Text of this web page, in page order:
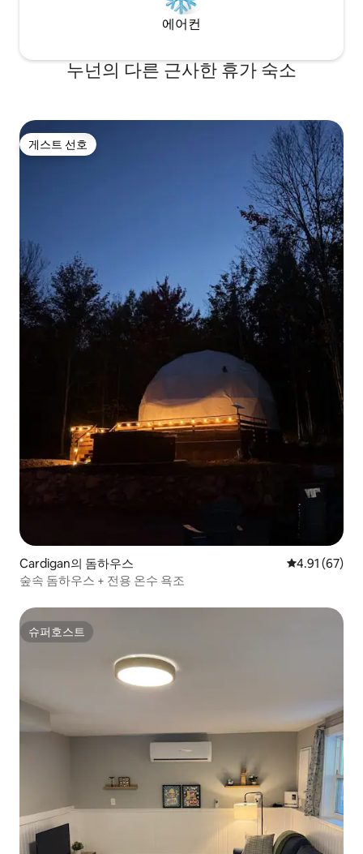
에어컨
누넌의 다른 근사한 휴가 숙소
게스트 선호
게스트 선호
Cardigan의 돔하우스 평점 4.91점
4.91 (67)
숲속 돔하우스 + 전용 온수 욕조
슈퍼호스트
슈퍼호스트